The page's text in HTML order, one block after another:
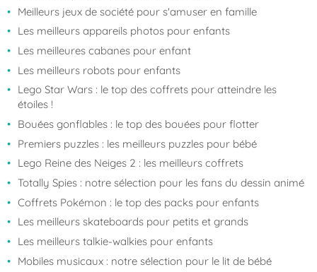
Meilleurs jeux de société pour s'amuser en famille
Les meilleurs appareils photos pour enfants
Les meilleures cabanes pour enfant
Les meilleurs robots pour enfants
Lego Star Wars : le top des coffrets pour atteindre les
étoiles !
Bouées gonflables : le top des bouées pour flotter
Premiers puzzles : les meilleurs puzzles pour bébé
Lego Reine des Neiges 2 : les meilleurs coffrets
Totally Spies : notre sélection pour les fans du dessin animé
Coffrets Pokémon : le top des packs pour enfants
Les meilleurs skateboards pour petits et grands
Les meilleurs talkie-walkies pour enfants
Mobiles musicaux : notre sélection pour le lit de bébé